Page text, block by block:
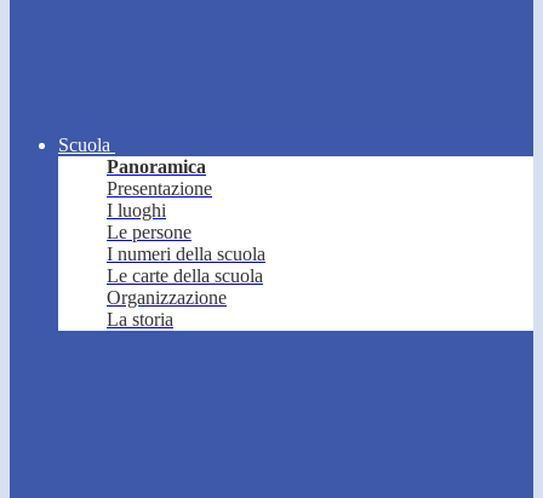
Scuola
Panoramica
Presentazione
I luoghi
Le persone
I numeri della scuola
Le carte della scuola
Organizzazione
La storia